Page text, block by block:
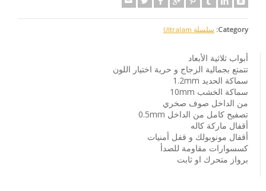
Category: سلسلة Ultralam
أبواب ثلاثية الأبعاد
تتمتع بجمالية الزجاج و حرية اختيار اللون
سماكة الحديد 1.2mm
سماكة الخشب 10mm
من الداخل صوف صخري
تصفيح كامل من الداخل 0.5mm
أقفال ماركة كاله
أقفال مونوبولك و قفل أمنيات
كسسوارات مقاومة للصدأ
برواز متحرك او ثابت